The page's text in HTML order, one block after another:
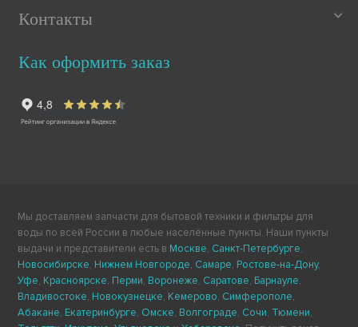
Контакты
Как оформить заказ
Мы доставляем запчасти для бытовой техники и фильтры для
воды по всей России в любые населённые пункты. Наши пункты
выдачи и представители есть в Москве, Санкт-Петербурге,
Новосибирске, Нижнем Новгороде, Самаре, Ростове-на-Дону,
Уфе, Красноярске, Перми, Воронеже, Саратове, Барнауле,
Владивостоке, Новокузнецке, Кемерово, Симферополе,
Абакане, Екатеринбурге, Омске, Волгограде, Сочи, Тюмени,